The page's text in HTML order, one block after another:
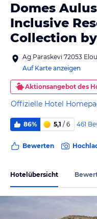
Domes
Inclusive
Collection
Ag.Paraskevi 72053
Auf Karte anzeigen
Aktionsangebot des
Offizielle Hotel
86% 5,1 / 6 461
Bewerten
Hotelübersicht